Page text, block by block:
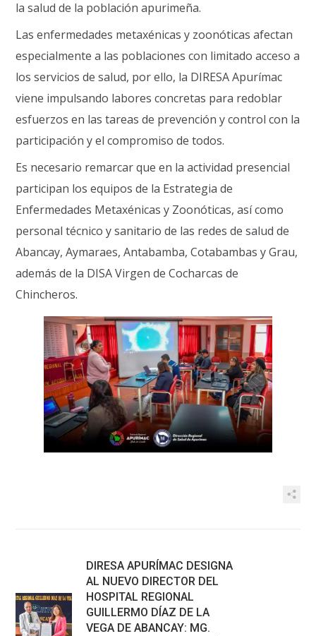
la salud de la población apurimeña.
Las enfermedades metaxénicas y zoonóticas afectan
especialmente a las poblaciones con limitado acceso a
los servicios de salud, por ello, la DIRESA Apurímac
viene impulsando labores concretas para redoblar
esfuerzos en las tareas de prevención y control con la
participación y el compromiso de todos.
Es necesario remarcar que en la actividad presencial
participan los equipos de la Estrategia de
Enfermedades Metaxénicas y Zoonóticas, así como
personal técnico y sanitario de las redes de salud de
Abancay, Aymaraes, Antabamba, Cotabambas y Grau,
además de la DISA Virgen de Cocharcas de
Chincheros.
DIRESA APURÍMAC DESIGNA
AL NUEVO DIRECTOR DEL
HOSPITAL REGIONAL
GUILLERMO DÍAZ DE LA
VEGA DE ABANCAY: MG.